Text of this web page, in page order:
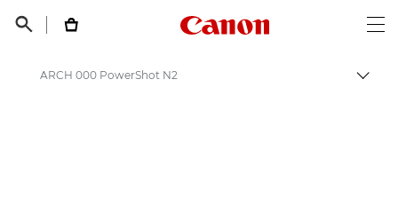
 
Canon Logo, back
ARCH 000 PowerShot N2